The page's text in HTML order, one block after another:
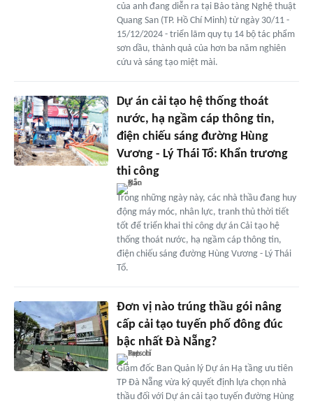
của anh đang diễn ra tại Bảo tàng Nghệ thuật
Quang San (TP. Hồ Chí Minh) từ ngày 30/11 -
15/12/2024 - triển lãm quy tụ 14 bộ tác phẩm
sơn dầu, thành quả của hơn ba năm nghiên
cứu và sáng tạo miệt mài.
Dự án cải tạo hệ thống thoát
nước, hạ ngầm cáp thông tin,
điện chiếu sáng đường Hùng
Vương - Lý Thái Tổ: Khẩn trương
thi công
Trong những ngày này, các nhà thầu đang huy
động máy móc, nhân lực, tranh thủ thời tiết
tốt để triển khai thi công dự án Cải tạo hệ
thống thoát nước, hạ ngầm cáp thông tin,
điện chiếu sáng đường Hùng Vương - Lý Thái
Tổ.
Đơn vị nào trúng thầu gói nâng
cấp cải tạo tuyến phố đông đúc
bậc nhất Đà Nẵng?
Giám đốc Ban Quản lý Dự án Hạ tầng ưu tiên
TP Đà Nẵng vừa ký quyết định lựa chọn nhà
thầu đối với Dự án cải tạo tuyến đường Hùng